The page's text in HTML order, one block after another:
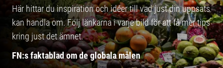
Här hittar du inspiration och idéer till vad just din uppsats
kan handla om. Följ länkarna i varje bild för att få mer tips
kring just det ämnet.
FN:s faktablad om de globala målen